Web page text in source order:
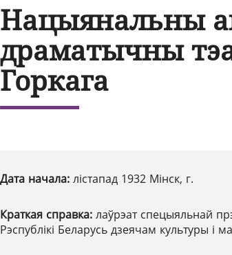
Нацыянальны
драматычны
Горкага
Дата начала: лістапад 1932 Мінск, г.
Краткая справка: лаўрэат спецыяльнай
Рэспублікі Беларусь дзеячам культуры і